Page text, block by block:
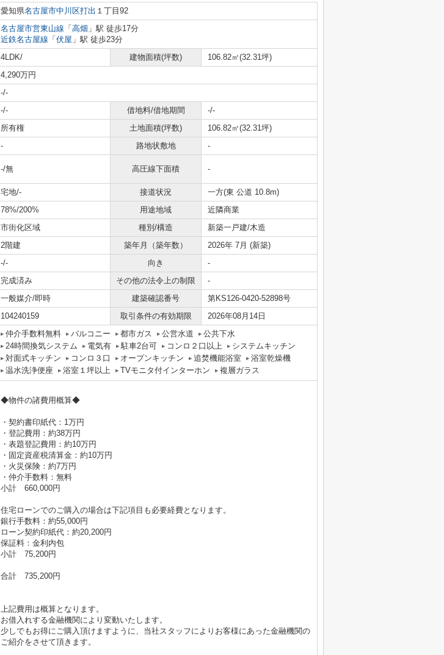
愛知県名古屋市中川区打出 １丁目92
名古屋市営東山線 「 高畑 」駅 徒歩17分
近鉄名古屋線 「 伏屋 」駅 徒歩23分
4LDK/ 建物面積(坪数)
106.82㎡(32.31坪)
4,290万円
-/-
-/- 借地料/借地期間
-/-
所有権 土地面積(坪数)
106.82㎡(32.31坪)
- 路地状敷地
-
-/無 高圧線下面積 -
宅地/- 接道状況
一方(東 公道 10.8m)
78%/200% 用途地域
近隣商業
市街化区域 種別/構造
新築一戸建/木造
2階建 築年月（築年数）
2026年 7月 (新築)
-/- 向き
-
完成済み その他の法令上の制限
-
一般媒介/即時 建築確認番号
第KS126-0420-52898号
104240159 取引条件の有効期限 2026年08月14日
仲介手数料無料 バルコニー 都市ガス 公営水道
公共下水
24時間換気システム
電気有 駐車2台可 コンロ２口以上
システムキッチン
対面式キッチン
コンロ３口 オープンキッチン 追焚機能浴室
浴室乾燥機
温水洗浄便座
浴室１坪以上 TVモニタ付インターホン 複層ガラス
◆物件の諸費用概算◆
・契約書印紙代：1万円
・登記費用：約38万円
・表題登記費用：約10万円
・固定資産税清算金：約10万円
・火災保険：約7万円
・仲介手数料：無料
小計 660,000円
住宅ローンでのご購入の場合は下記項目も必要経費となります。
銀行手数料：約55,000円
ローン契約印紙代：約20,200円
保証料：金利内包
小計 75,200円
合計 735,200円
上記費用は概算となります。
お借入れする金融機関により変動いたします。
少しでもお得にご購入頂けますように、当社スタッフによりお客様にあった金融機関の
ご紹介をさせて頂きます。